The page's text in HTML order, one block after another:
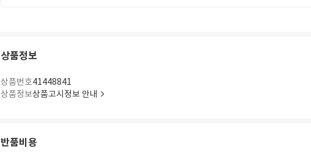
상품정보
상품번호41448841
상품정보상품고시정보 안내
반품비용